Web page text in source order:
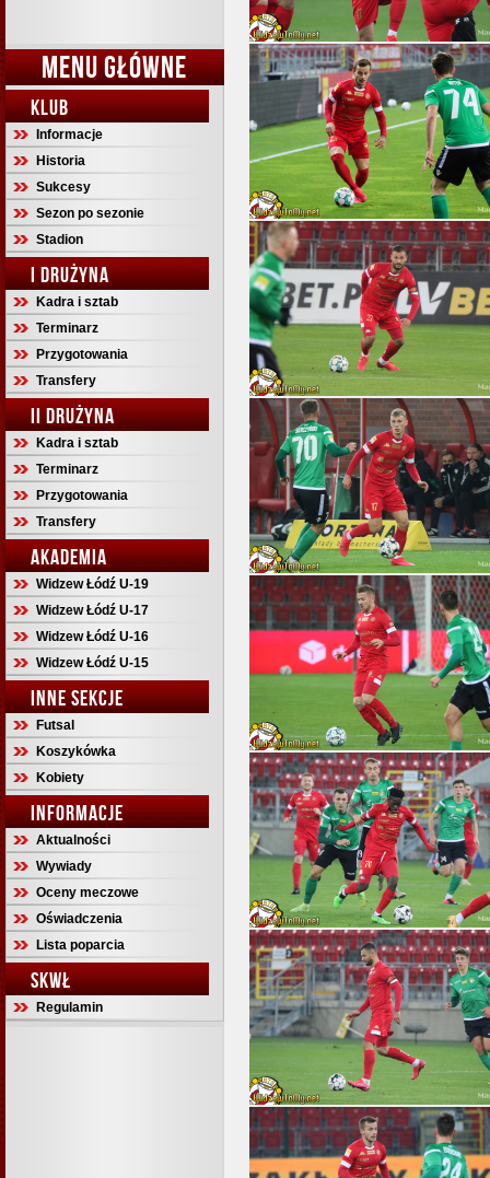
MENU GŁÓWNE
KLUB
Informacje
Historia
Sukcesy
Sezon po sezonie
Stadion
I DRUŻYNA
Kadra i sztab
Terminarz
Przygotowania
Transfery
II DRUŻYNA
Kadra i sztab
Terminarz
Przygotowania
Transfery
AKADEMIA
Widzew Łódź U-19
Widzew Łódź U-17
Widzew Łódź U-16
Widzew Łódź U-15
INNE SEKCJE
Futsal
Koszykówka
Kobiety
INFORMACJE
Aktualności
Wywiady
Oceny meczowe
Oświadczenia
Lista poparcia
SKWŁ
Regulamin